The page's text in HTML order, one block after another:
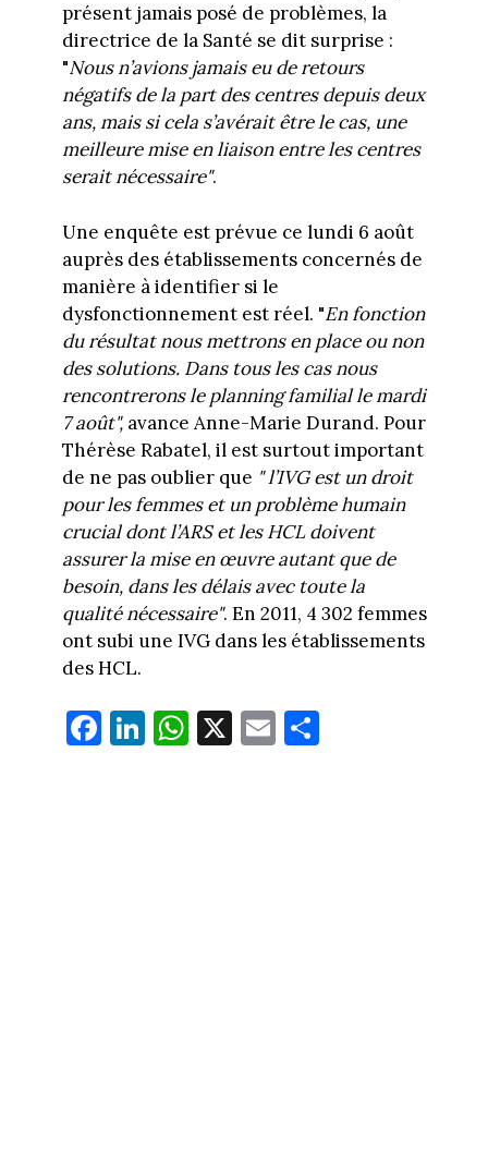
présent jamais posé de problèmes, la
directrice de la Santé se dit surprise :
"Nous n’avions jamais eu de retours
négatifs de la part des centres depuis deux
ans, mais si cela s’avérait être le cas, une
meilleure mise en liaison entre les centres
serait nécessaire".
Une enquête est prévue ce lundi 6 août
auprès des établissements concernés de
manière à identifier si le
dysfonctionnement est réel. "En fonction
du résultat nous mettrons en place ou non
des solutions. Dans tous les cas nous
rencontrerons le planning familial le mardi
7 août",avance Anne-Marie Durand. Pour
Thérèse Rabatel, il est surtout important
de ne pas oublier que " l’IVG est un droit
pour les femmes et un problème humain
crucial dont l’ARS et les HCL doivent
assurer la mise en œuvre autant que de
besoin, dans les délais avec toute la
qualité nécessaire". En 2011, 4 302 femmes
ont subi une IVG dans les établissements
des HCL.
Fa
ce
Li
nk
W
ha
X E
m
Pa
rt